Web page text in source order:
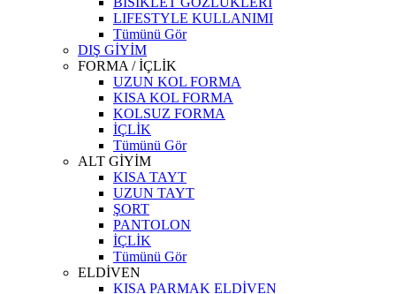
LIFESTYLE KULLANIMI
Tümünü Gör
DIŞ GİYİM
FORMA / İÇLİK
UZUN KOL FORMA
KISA KOL FORMA
KOLSUZ FORMA
İÇLİK
Tümünü Gör
ALT GİYİM
KISA TAYT
UZUN TAYT
ŞORT
PANTOLON
İÇLİK
Tümünü Gör
ELDİVEN
KISA PARMAK ELDİVEN